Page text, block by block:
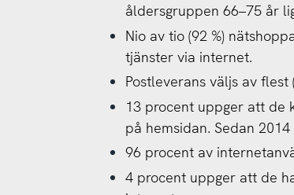
åldersgruppen 66–75 år
Nio av tio (92 %)
tjänster via internet.
Postleverans väljs av flest
13 procent uppger att de
på hemsidan. Sedan
96 procent av
4 procent uppger att de